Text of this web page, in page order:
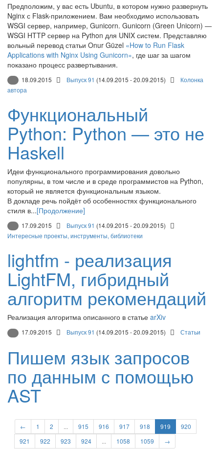
Предположим, у вас есть Ubuntu, в котором нужно развернуть
Nginx с Flask-приложением. Вам необходимо использовать
WSGI сервер, например, Gunicorn. Gunicorn (Green Unicorn) —
WSGI HTTP сервер на Python для UNIX систем. Представляю
вольный перевод статьи Onur Güzel «How to Run Flask
Applications with Nginx Using Gunicorn», где шаг за шагом
показано процесс развертывания.
18.09.2015 Выпуск 91 (14.09.2015 - 20.09.2015)
Колонка
автора
Функциональный
Python: Python — это не
Haskell
Идеи функционального программирования довольно
популярны, в том числе и в среде программистов на Python,
который не является функциональным языком.
В докладе речь пойдёт об особенностях функционального
стиля в...[Продолжение]
17.09.2015 Выпуск 91 (14.09.2015 - 20.09.2015)
Интересные проекты, инструменты, библиотеки
lightfm - реализация
LightFM, гибридный
алгоритм рекомендаций
Реализация алгоритма описанного в статье arXiv
17.09.2015 Выпуск 91 (14.09.2015 - 20.09.2015) Статьи
Пишем язык запросов
по данным с помощью
AST
← 1 2 ... 915 916 917 918 919
920
921
922 923 924 ... 1058 1059 →